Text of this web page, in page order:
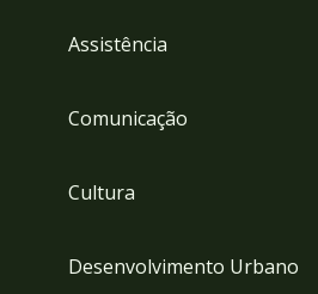
Assistência
Comunicação
Cultura
Desenvolvimento Urbano